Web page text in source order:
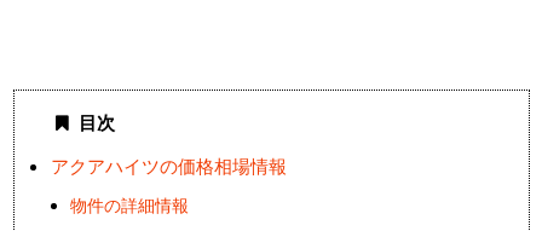
目次
アクアハイツの価格相場情報
物件の詳細情報